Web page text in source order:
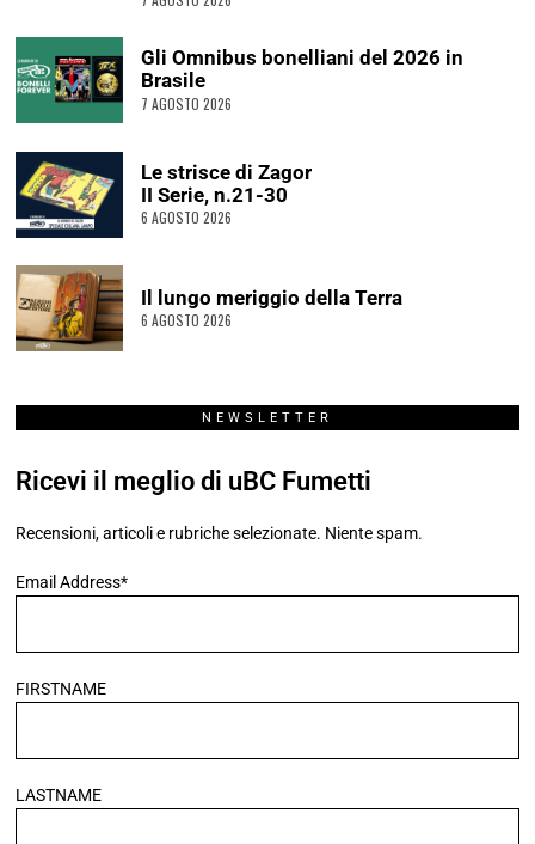
Gli Omnibus bonelliani del 2026 in
Brasile
7 AGOSTO 2026
Le strisce di Zagor
II Serie, n.21-30
6 AGOSTO 2026
Il lungo meriggio della Terra
6 AGOSTO 2026
NEWSLETTER
Ricevi il meglio di uBC Fumetti
Recensioni, articoli e rubriche selezionate. Niente spam.
Email Address*
FIRSTNAME
LASTNAME